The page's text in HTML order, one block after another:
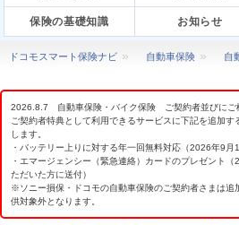
保険の基礎知識 お知らせ
ドコモスマート保険ナビ 自動車保険 自
2026.8.7 自動車保険・バイク保険 ご契約者並びにご
ご契約者特典として利用できるサービスに下記を追加
します。
・バッテリー上りに対する年一回無料対応（2026年9月
・エマージェンシー（緊急連絡）カードのプレゼント
ただいた方に送付）
※ソニー損保・ドコモの自動車保険のご契約者さまは追
供対象外となります。